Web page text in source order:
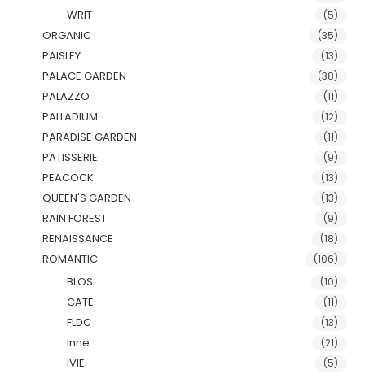
WRIT (5)
ORGANIC (35)
PAISLEY (13)
PALACE GARDEN (38)
PALAZZO (11)
PALLADIUM (12)
PARADISE GARDEN (11)
PATISSERIE (9)
PEACOCK (13)
QUEEN'S GARDEN (13)
RAIN FOREST (9)
RENAISSANCE (18)
ROMANTIC (106)
BLOS (10)
CATE (11)
FLDC (13)
Inne (21)
IVIE (5)